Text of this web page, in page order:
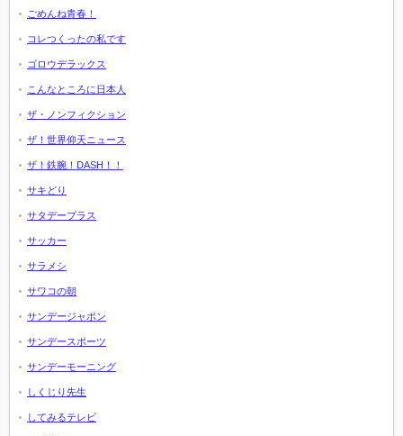
ごめんね青春！
コレつくったの私です
ゴロウデラックス
こんなところに日本人
ザ・ノンフィクション
ザ！世界仰天ニュース
ザ！鉄腕！DASH！！
サキどり
サタデープラス
サッカー
サラメシ
サワコの朝
サンデージャポン
サンデースポーツ
サンデーモーニング
しくじり先生
してみるテレビ